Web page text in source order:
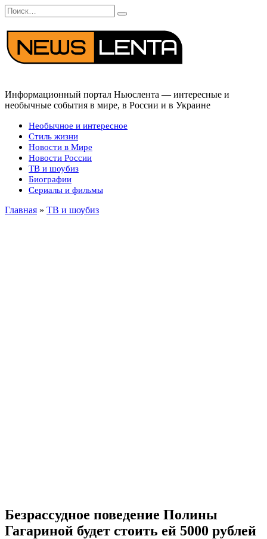
Перейти
к
содержанию
Search
for:
Информационный портал Ньюслента — интересные и
необычные события в мире, в России и в Украине
Необычное и интересное
Стиль жизни
Новости в Мире
Новости России
ТВ и шоубиз
Биографии
Сериалы и фильмы
Главная » ТВ и шоубиз
Безрассудное поведение Полины
Гагариной будет стоить ей 5000 рублей